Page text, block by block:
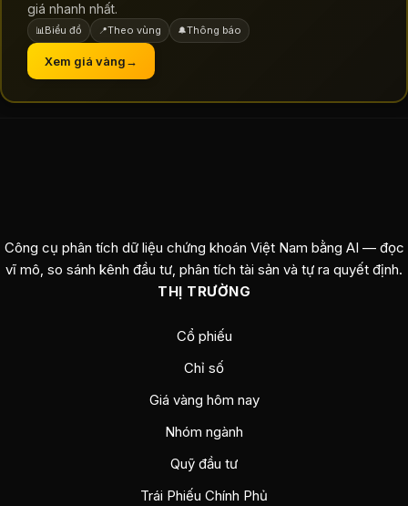
giá nhanh nhất.
📊 Biểu đồ 📍Theo vùng 🔔Thông báo
Xem giá vàng→
Công cụ phân tích dữ liệu chứng khoán Việt Nam bằng AI — đọc
vĩ mô, so sánh kênh đầu tư, phân tích tài sản và tự ra quyết định.
THỊ TRƯỜNG
Cổ phiếu
Chỉ số
Giá vàng hôm nay
Nhóm ngành
Quỹ đầu tư
Trái Phiếu Chính Phủ